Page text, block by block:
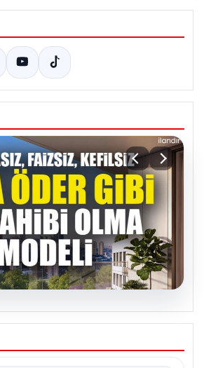
bir ilk! Emlak Konut
vizyonuyla kendi